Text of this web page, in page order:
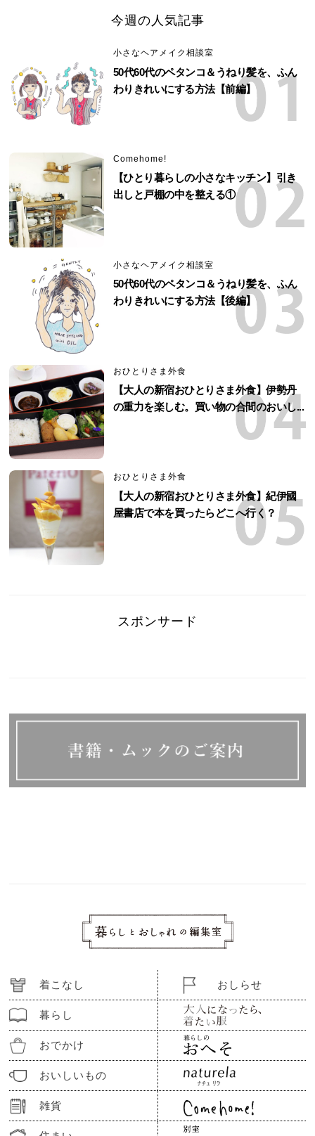
今週の人気記事
小さなヘアメイク相談室
50代60代のペタンコ＆うねり髪を、ふん
わりきれいにする方法【前編】
Comehome!
【ひとり暮らしの小さなキッチン】引き
出しと戸棚の中を整える①
小さなヘアメイク相談室
50代60代のペタンコ＆うねり髪を、ふん
わりきれいにする方法【後編】
おひとりさま外食
【大人の新宿おひとりさま外食】伊勢丹
の重力を楽しむ。買い物の合間のおいし...
おひとりさま外食
【大人の新宿おひとりさま外食】紀伊國
屋書店で本を買ったらどこへ行く？
スポンサード
着こなし
暮らし
おでかけ
おいしいもの
雑貨
おしらせ